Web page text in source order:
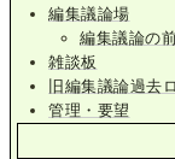
編集議論場
編集議論の
雑談板
旧編集議論過去
管理・要望